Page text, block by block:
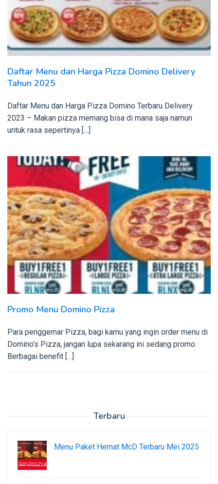
Daftar Menu dan Harga Pizza Domino Delivery
Tahun 2025
Daftar Menu dan Harga Pizza Domino Terbaru Delivery
2023 – Makan pizza memang bisa di mana saja namun
untuk rasa sepertinya […]
Promo Menu Domino Pizza
Para penggemar Pizza, bagi kamu yang ingin order menu di
Domino’s Pizza, jangan lupa sekarang ini sedang promo.
Berbagai benefit […]
Terbaru
Menu Paket Hemat McD Terbaru Mei 2025